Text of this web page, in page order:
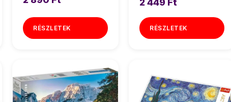
RÉSZLETEK
2 449 Ft
RÉSZLETEK